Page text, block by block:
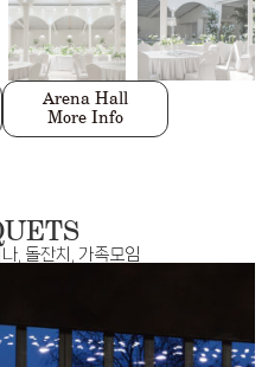
Arena Hall
More Info
Divine Garden
More Info
Divine Hall
More Info
Scret Garden
More Info
, 돌잔치, 가족모임